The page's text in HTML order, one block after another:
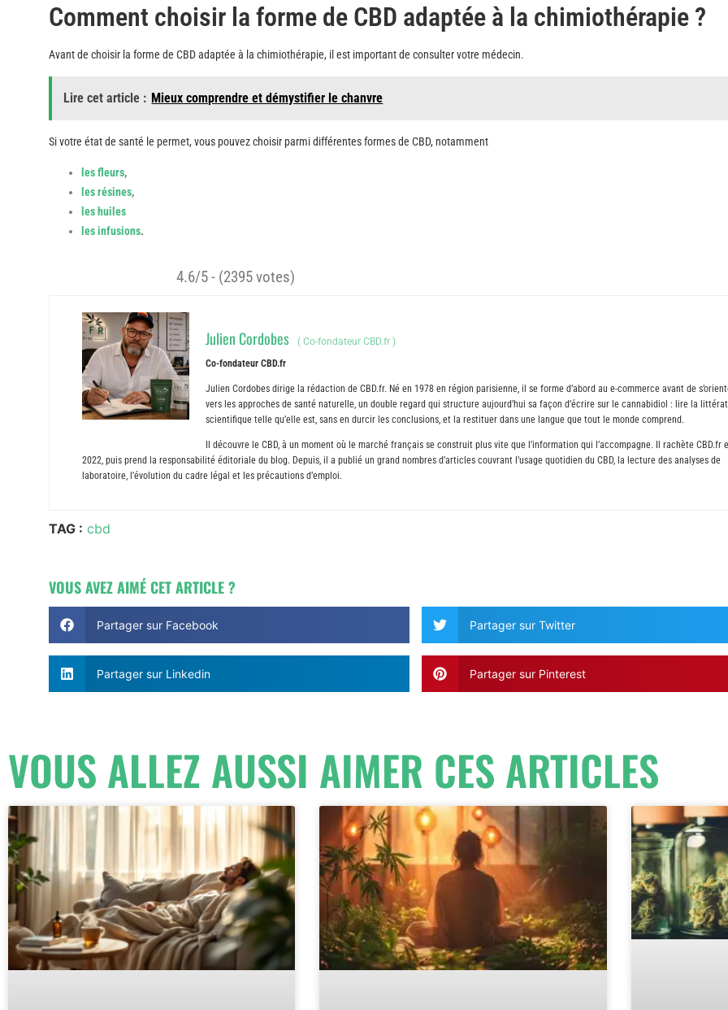
Comment choisir la forme de CBD adaptée à la chimiothérapie ?
Avant de choisir la forme de CBD adaptée à la chimiothérapie, il est important de consulter votre médecin.
Lire cet article : Mieux comprendre et démystifier le chanvre
Si votre état de santé le permet, vous pouvez choisir parmi différentes formes de CBD, notamment
les fleurs,
les résines,
les huiles
les infusions.
4.6/5 - (2395 votes)
Julien Cordobes ( Co-fondateur CBD.fr )
Co-fondateur CBD.fr
Julien Cordobes dirige la rédaction de CBD.fr. Né en 1978 en région parisienne, il se forme d’abord au e-commerce avant de
vers les approches de santé naturelle, un double regard qui structure aujourd’hui sa façon d’écrire sur le cannabidiol : lire la
scientifique telle qu’elle est, sans en durcir les conclusions, et la restituer dans une langue que tout le monde comprend.
Il découvre le CBD, à un moment où le marché français se construit plus vite que l’information qui l’accompagne. Il rachète CBD.fr
2022, puis prend la responsabilité éditoriale du blog. Depuis, il a publié un grand nombres d’articles couvrant l’usage quotidien du CBD, la lecture des analyses de
laboratoire, l’évolution du cadre légal et les précautions d’emploi.
TAG : cbd
VOUS AVEZ AIMÉ CET ARTICLE ?
Partager sur Facebook Partager sur Twitter
Partager sur Linkedin Partager sur Pinterest
VOUS ALLEZ AUSSI AIMER CES ARTICLES